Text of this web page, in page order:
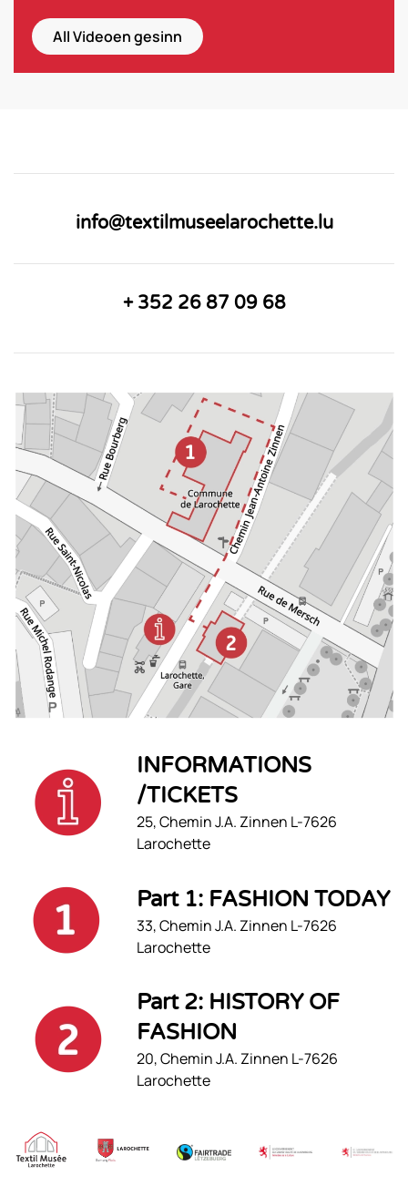
All Videoen gesinn
info@textilmuseelarochette.lu
+ 352 26 87 09 68
INFORMATIONS
/TICKETS
25, Chemin J.A. Zinnen L-7626
Larochette
Part 1: FASHION TODAY
33, Chemin J.A. Zinnen L-7626
Larochette
Part 2: HISTORY OF
FASHION
20, Chemin J.A. Zinnen L-7626
Larochette